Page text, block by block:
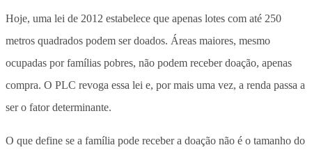
Hoje, uma lei de 2012 estabelece que apenas lotes com até 250
metros quadrados podem ser doados. Áreas maiores, mesmo
ocupadas por famílias pobres, não podem receber doação, apenas
compra. O PLC revoga essa lei e, por mais uma vez, a renda passa a
ser o fator determinante.
O que define se a família pode receber a doação não é o tamanho do